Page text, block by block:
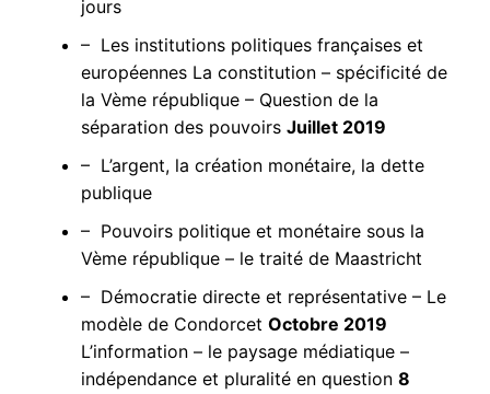
jours
– Les institutions politiques françaises et
européennes La constitution – spécificité de
la Vème république – Question de la
séparation des pouvoirs Juillet 2019
– L’argent, la création monétaire, la dette
publique
– Pouvoirs politique et monétaire sous la
Vème république – le traité de Maastricht
– Démocratie directe et représentative – Le
modèle de Condorcet Octobre 2019
L’information – le paysage médiatique –
indépendance et pluralité en question 8